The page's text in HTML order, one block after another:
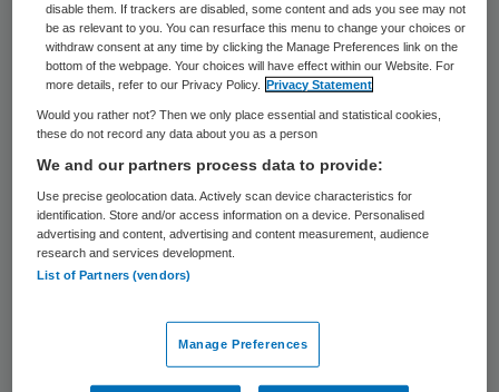
organisaties in binnen- en buitenland.
De uitbraak aan boord van het Nederlandse
cruiseschip Hondius, dat bezig was aan een
tocht over de zuidelijke Atlantische Oceaan,
“heeft begrijpelijkerwijs tot veel verdriet en
onrust geleid”, zegt Hermans. Tot dusver
zijn drie mensen aan het virus bezweken,
onder wie een 69-jarig echtpaar uit
mee te leven met de nabestaanden en
andere getroffenen.
disable them. If trackers are disabled, some content and ads you see may not
be as relevant to you. You can resurface this menu to change your choices or
withdraw consent at any time by clicking the Manage Preferences link on the
bottom of the webpage. Your choices will have effect within our Website. For
more details, refer to our Privacy Policy.
Privacy Statement
Would you rather not? Then we only place essential and statistical cookies,
these do not record any data about you as a person
We and our partners process data to provide:
Use precise geolocation data. Actively scan device characteristics for
identification. Store and/or access information on a device. Personalised
advertising and content, advertising and content measurement, audience
research and services development.
List of Partners (vendors)
Manage Preferences